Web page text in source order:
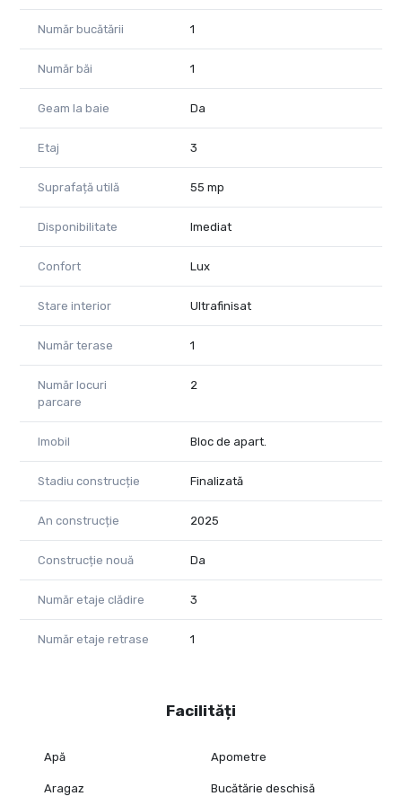
Preț și Contact
Pentru mai multe detalii sau pentru programarea unei
vizionări, te invităm să ne contactezi.
Sebastian Banda - Consultant Imobiliar PropertyLab Timișoara
Adresă de e-mail: sebastian.banda@propertylab.ro
Telefon: 0722621277
CP-2571190
Număr bucătării 1
Număr băi 1
Geam la baie Da
Etaj 3
Suprafață utilă 55 mp
Disponibilitate Imediat
Confort Lux
Stare interior Ultrafinisat
Număr terase 1
Număr locuri
parcare
2
Imobil Bloc de apart.
Stadiu construcție Finalizată
An construcție 2025
Construcție nouă Da
Număr etaje clădire 3
Număr etaje retrase 1
Facilități
Apă Apometre
Aragaz Bucătărie deschisă